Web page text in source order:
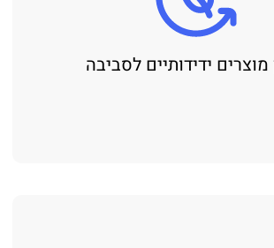
מוצרים ידידותיים לסביבה